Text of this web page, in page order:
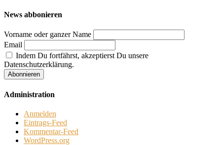
News abbonieren
Vorname oder ganzer Name
Email
Indem Du fortfährst, akzeptierst Du unsere
Datenschutzerklärung.
Administration
Anmelden
Eintrags-Feed
Kommentar-Feed
WordPress.org